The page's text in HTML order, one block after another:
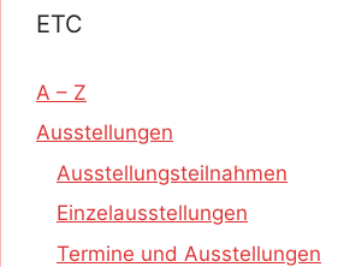
ETC
A – Z
Ausstellungen
Ausstellungsteilnahmen
Einzelausstellungen
Termine und Ausstellungen